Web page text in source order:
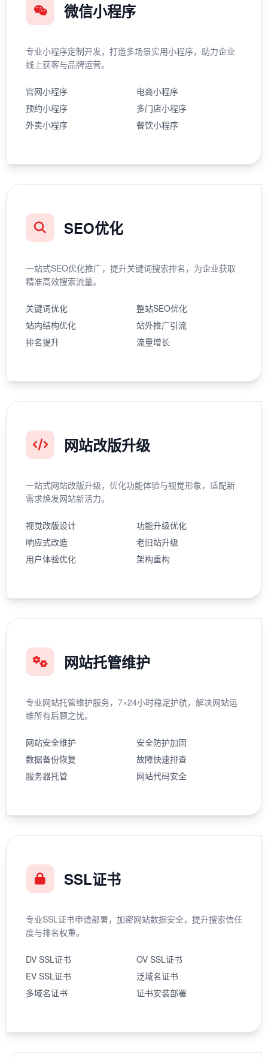
微信小程序
专业小程序定制开发，打造多场景实用小程序，助力企业
线上获客与品牌运营。
官网小程序
电商小程序
预约小程序
多门店小程序
外卖小程序
餐饮小程序
SEO优化
一站式SEO优化推广，提升关键词搜索排名，为企业获取
精准高效搜索流量。
关键词优化
整站SEO优化
站内结构优化
站外推广引流
排名提升
流量增长
网站改版升级
一站式网站改版升级，优化功能体验与视觉形象，适配新
需求焕发网站新活力。
视觉改版设计
功能升级优化
响应式改造
老旧站升级
用户体验优化
架构重构
网站托管维护
专业网站托管维护服务，7×24小时稳定护航，解决网站运
维所有后顾之忧。
网站安全维护
安全防护加固
数据备份恢复
故障快速排查
服务器托管
网站代码安全
SSL证书
专业SSL证书申请部署，加密网站数据安全，提升搜索信任
度与排名权重。
DV SSL证书
OV SSL证书
EV SSL证书
泛域名证书
多域名证书
证书安装部署